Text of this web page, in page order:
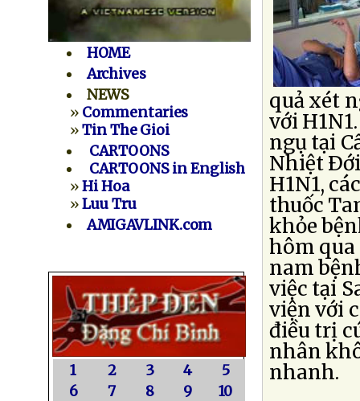
HOME
Archives
NEWS
» Commentaries
»Tin The Gioi
CARTOONS
CARTOONS in English
»Hi Hoa
»Luu Tru
AMIGAVLINK.com
1 2 3 4
5
6
7 8 9
10
quả xét
với
ngụ tại
Nhiệt
H1N1,
thuốc
khỏe
hôm qua
nam
việc tại
viện với
điều trị
nhân
nhanh.